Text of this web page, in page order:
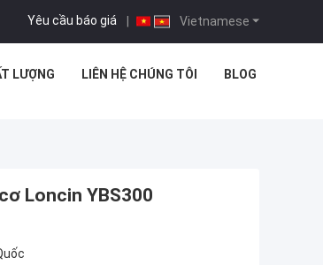
Vietnamese
Yêu cầu báo giá |
LƯỢNG LIÊN HỆ CHÚNG TÔI BLOG
Loncin YBS300